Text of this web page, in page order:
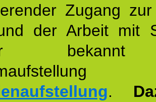
Zugang
der Arbeit mit
.